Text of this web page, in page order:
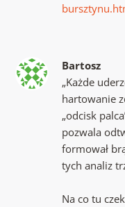
Bartosz
„Każde
hartowanie
„odcisk
pozwala
formował
tych analiz
Na co tu